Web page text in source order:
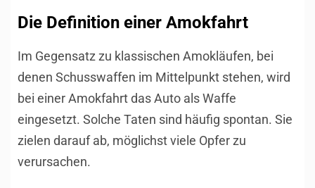
Die Definition einer Amokfahrt
Im Gegensatz zu klassischen Amokläufen, bei
denen Schusswaffen im Mittelpunkt stehen, wird
bei einer Amokfahrt das Auto als Waffe
eingesetzt. Solche Taten sind häufig spontan. Sie
zielen darauf ab, möglichst viele Opfer zu
verursachen.